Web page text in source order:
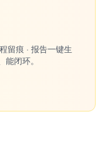
留痕 · 报告一键生
闭环。